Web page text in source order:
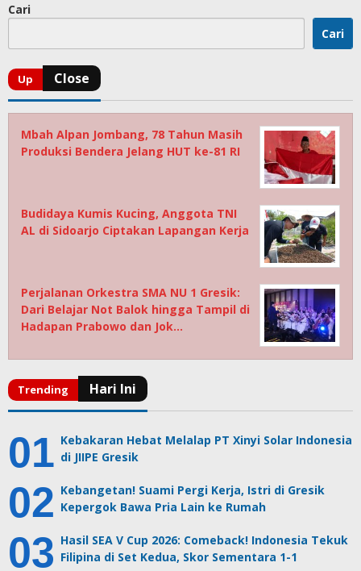
Cari
Cari
Mbah Alpan Jombang, 78 Tahun Masih
Produksi Bendera Jelang HUT ke-81 RI
Budidaya Kumis Kucing, Anggota TNI
AL di Sidoarjo Ciptakan Lapangan Kerja
Perjalanan Orkestra SMA NU 1 Gresik:
Dari Belajar Not Balok hingga Tampil di
Hadapan Prabowo dan Jok…
Kebakaran Hebat Melalap PT Xinyi Solar Indonesia
di JIIPE Gresik
Kebangetan! Suami Pergi Kerja, Istri di Gresik
Kepergok Bawa Pria Lain ke Rumah
Hasil SEA V Cup 2026: Comeback! Indonesia Tekuk
Filipina di Set Kedua, Skor Sementara 1-1